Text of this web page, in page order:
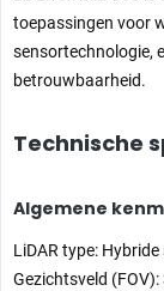
toepassingen voor
sensortechnologie,
betrouwbaarheid.
Technische
Algemene
LiDAR type:
Gezichtsveld (FOV):